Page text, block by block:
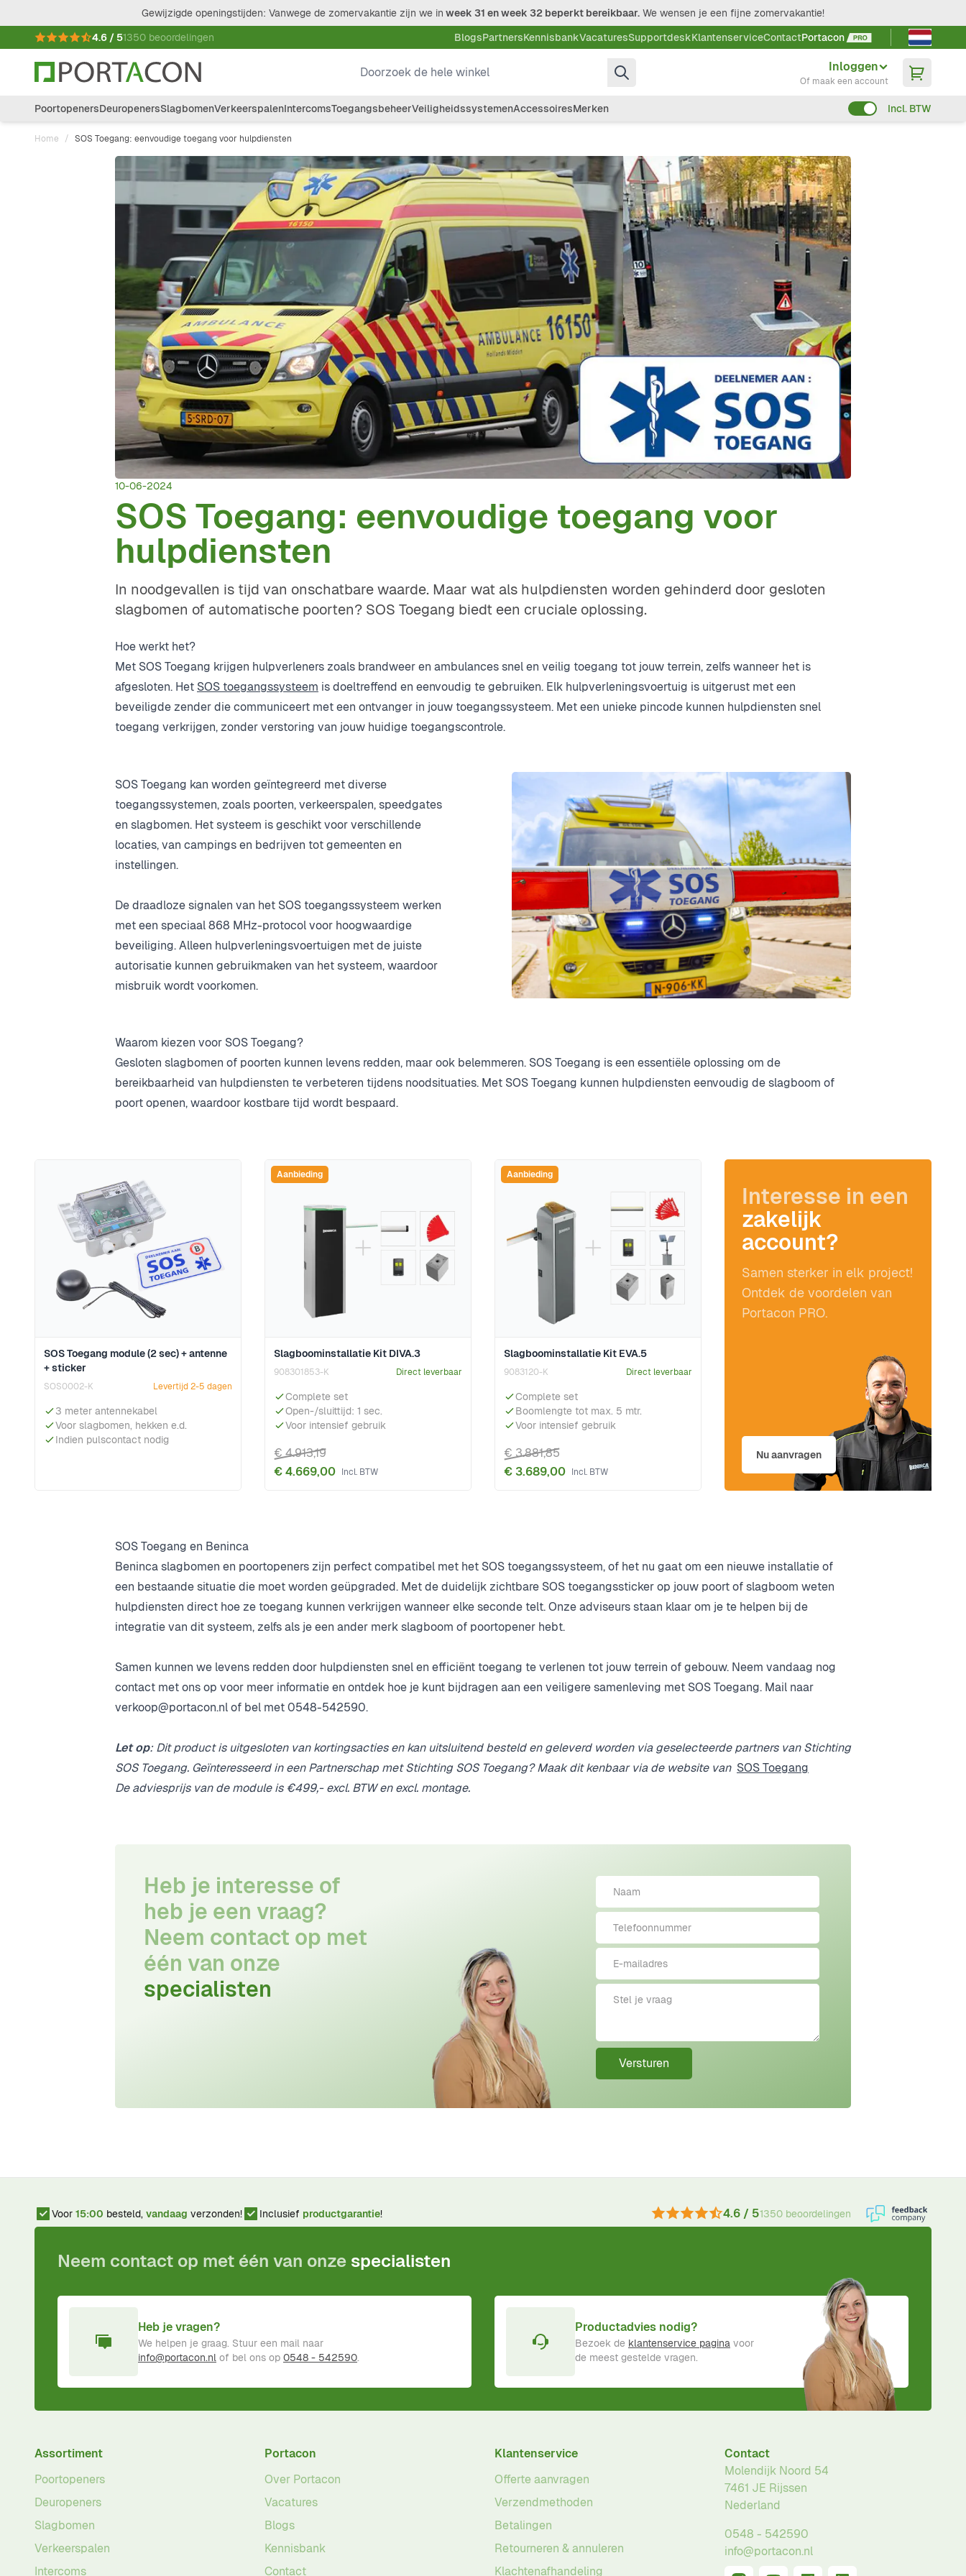
Gewijzigde openingstijden: Vanwege de zomervakantie zijn we in week 31 en week 32 beperkt bereikbaar. We wensen je een fijne zomervakantie!
4.6 / 51350 beoordelingen BlogsPartnersKennisbankVacaturesSupportdeskKlantenserviceContactPortacon
Taal kiezen
Doorzoek de hele winkel
Inloggen
Of maak een account
PoortopenersDeuropenersSlagbomenVerkeerspalenIntercomsToegangsbeheerVeiligheidssystemenAccessoiresMerken Incl. BTW
Home / SOS Toegang: eenvoudige toegang voor hulpdiensten
10-06-2024
SOS Toegang: eenvoudige toegang voor
hulpdiensten
In noodgevallen is tijd van onschatbare waarde. Maar wat als hulpdiensten worden gehinderd door gesloten
slagbomen of automatische poorten? SOS Toegang biedt een cruciale oplossing.
Hoe werkt het?
Met SOS Toegang krijgen hulpverleners zoals brandweer en ambulances snel en veilig toegang tot jouw terrein, zelfs wanneer het is
afgesloten. Het SOS toegangssysteem is doeltreffend en eenvoudig te gebruiken. Elk hulpverleningsvoertuig is uitgerust met een
beveiligde zender die communiceert met een ontvanger in jouw toegangssysteem. Met een unieke pincode kunnen hulpdiensten snel
toegang verkrijgen, zonder verstoring van jouw huidige toegangscontrole.
SOS Toegang kan worden geïntegreerd met diverse
toegangssystemen, zoals poorten,verkeerspalen, speedgates
en slagbomen. Het systeem is geschikt voor verschillende
locaties, van campings en bedrijven tot gemeenten en
instellingen.
De draadloze signalen van het SOS toegangssysteem werken
met een speciaal 868 MHz-protocol voor hoogwaardige
beveiliging. Alleen hulpverleningsvoertuigen met de juiste
autorisatie kunnen gebruikmaken van het systeem, waardoor
misbruik wordt voorkomen.
Waarom kiezen voor SOS Toegang?
Gesloten slagbomen of poorten kunnen levens redden, maar ook belemmeren. SOS Toegang is een essentiële oplossing om de
bereikbaarheid van hulpdiensten te verbeteren tijdens noodsituaties. Met SOS Toegang kunnen hulpdiensten eenvoudig de slagboom of
poort openen, waardoor kostbare tijd wordt bespaard.
SOS Toegang module (2 sec) + antenne
+ sticker
SOS0002-K Levertijd 2-5 dagen
3 meter antennekabel
Voor slagbomen, hekken e.d.
Indien pulscontact nodig
Slagboominstallatie Kit DIVA.3
908301853-K Direct leverbaar
Complete set
Open-/sluittijd: 1 sec.
Voor intensief gebruik
€ 4.669,00
€ 4.913,19
Aanbieding
Slagboominstallatie Kit EVA.5
9083120-K Direct leverbaar
Complete set
Boomlengte tot max. 5 mtr.
Voor intensief gebruik
€ 3.689,00
€ 3.881,85
Aanbieding
Interesse in een
zakelijk
account?
Samen sterker in elk project!
Ontdek de voordelen van
Portacon PRO.
Nu aanvragen
SOS Toegang en Beninca
Beninca slagbomen en poortopeners zijn perfect compatibel met het SOS toegangssysteem, of het nu gaat om een nieuwe installatie of
een bestaande situatie die moet worden geüpgraded. Met de duidelijk zichtbare SOS toegangssticker op jouw poort of slagboom weten
hulpdiensten direct hoe ze toegang kunnen verkrijgen wanneer elke seconde telt. Onze adviseurs staan klaar om je te helpen bij de
integratie van dit systeem, zelfs als je een ander merk slagboom of poortopener hebt.
Samen kunnen we levens redden door hulpdiensten snel en efficiënt toegang te verlenen tot jouw terrein of gebouw. Neem vandaag nog
contact met ons op voor meer informatie en ontdek hoe je kunt bijdragen aan een veiligere samenleving met SOS Toegang. Mail naar
verkoop@portacon.nlof bel met 0548-542590.
Let op: Dit product is uitgesloten van kortingsacties en kan uitsluitend besteld en geleverd worden via geselecteerde partners van Stichting
SOS Toegang. Geïnteresseerd in een Partnerschap met Stichting SOS Toegang? Maak dit kenbaar via de website van SOS Toegang
De adviesprijs van de module is €499,- excl. BTW en excl. montage.
Heb je interesse of
heb je een vraag?
Neem contact op met
één van onze
specialisten
Versturen
Voor 15:00 besteld, vandaag verzonden! Inclusief productgarantie! 4.6 / 51350 beoordelingen
Neem contact op met één van onze specialisten
Heb je vragen?
We helpen je graag. Stuur een mail naar
info@portacon.nl of bel ons op 0548 - 542590.
Productadvies nodig?
Bezoek de klantenservice pagina voor
de meest gestelde vragen.
Assortiment
Poortopeners
Deuropeners
Slagbomen
Verkeerspalen
Intercoms
Portacon
Over Portacon
Vacatures
Blogs
Kennisbank
Contact
Klantenservice
Offerte aanvragen
Verzendmethoden
Betalingen
Retourneren & annuleren
Klachtenafhandeling
Contact
Molendijk Noord 54
7461 JE Rijssen
Nederland
0548 - 542590
info@portacon.nl